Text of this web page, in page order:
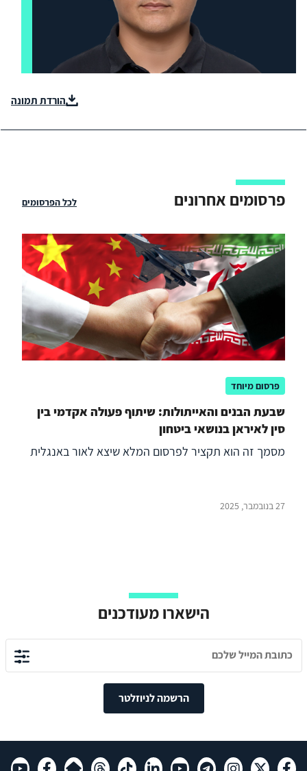
הורדת תמונה
פרסומים אחרונים לכל הפרסומים
פרסום מיוחד
שבעת הבנים והאייתולות: שיתוף פעולה אקדמי בין
סין לאיראן בנושאי ביטחון
מסמך זה הוא תקציר לפרסום המלא שיצא לאור באנגלית
27 בנובמבר, 2025
הישארו מעודכנים
הרשמה לניוזלטר